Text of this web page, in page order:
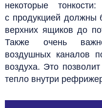
некоторые
с продукцией должны
верхних ящиков до
Также очень
воздушных каналов
воздуха. Это
тепло внутри